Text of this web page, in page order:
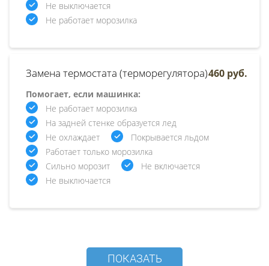
Не выключается
Не работает морозилка
Замена термостата (терморегулятора)
Помогает, если машинка:
Не работает морозилка
На задней стенке образуется лед
Не охлаждает
Покрывается льдом
Работает только морозилка
Сильно морозит
Не включается
Не выключается
460 руб.
ПОКАЗАТЬ